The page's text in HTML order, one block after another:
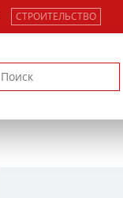
СТРОИТЕЛЬСТВО